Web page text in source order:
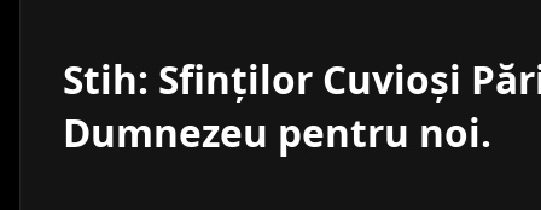
Stih: Sfinţilor Cuvioşi
Dumnezeu pentru noi.